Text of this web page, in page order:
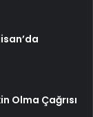
Olma Çağrısı